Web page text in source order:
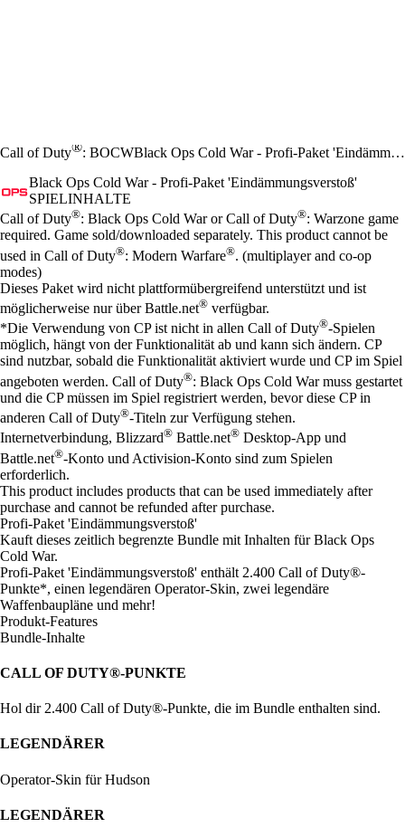
Call of Duty®: BOCW
Black Ops Cold War - Profi-Paket 'Eindämmungsverstoß'
Black Ops Cold War - Profi-Paket 'Eindämmungsverstoß'
SPIELINHALTE
Preis
Available actions
Call of Duty®: Black Ops Cold War or Call of Duty®: Warzone game
required. Game sold/downloaded separately. This product cannot be
used in Call of Duty®: Modern Warfare®. (multiplayer and co-op
modes)
Dieses Paket wird nicht plattformübergreifend unterstützt und ist
möglicherweise nur über Battle.net® verfügbar.
*Die Verwendung von CP ist nicht in allen Call of Duty®-Spielen
möglich, hängt von der Funktionalität ab und kann sich ändern. CP
sind nutzbar, sobald die Funktionalität aktiviert wurde und CP im Spiel
angeboten werden. Call of Duty®: Black Ops Cold War muss gestartet
und die CP müssen im Spiel registriert werden, bevor diese CP in
anderen Call of Duty®-Titeln zur Verfügung stehen.
Internetverbindung, Blizzard® Battle.net® Desktop-App und
Battle.net®-Konto und Activision-Konto sind zum Spielen
erforderlich.
This product includes products that can be used immediately after
purchase and cannot be refunded after purchase.
Profi-Paket 'Eindämmungsverstoß'
Kauft dieses zeitlich begrenzte Bundle mit Inhalten für Black Ops
Cold War.
Profi-Paket 'Eindämmungsverstoß' enthält 2.400 Call of Duty®-
Punkte*, einen legendären Operator-Skin, zwei legendäre
Waffenbaupläne und mehr!
Produkt-Features
Bundle-Inhalte
CALL OF DUTY®-PUNKTE
Hol dir 2.400 Call of Duty®-Punkte, die im Bundle enthalten sind.
LEGENDÄRER
Operator-Skin für Hudson
LEGENDÄRER